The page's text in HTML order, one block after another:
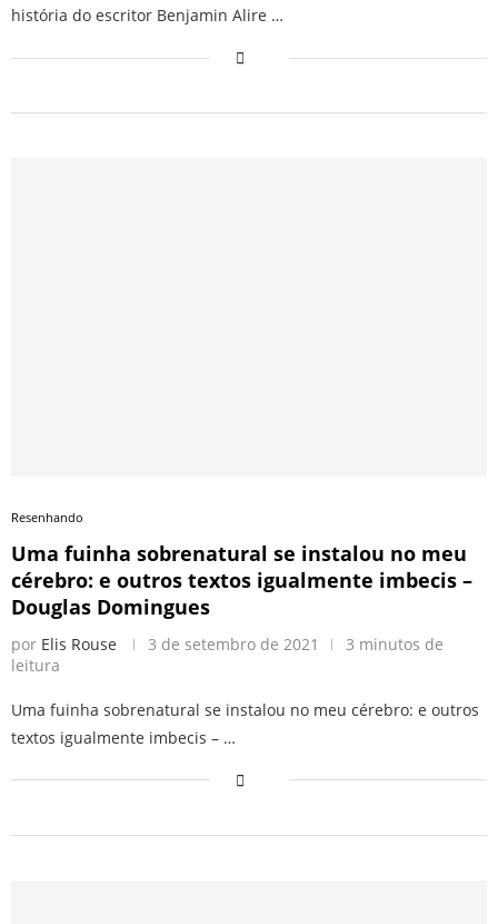
história do escritor Benjamin Alire …
Resenhando
Uma fuinha sobrenatural se instalou no meu
cérebro: e outros textos igualmente imbecis –
Douglas Domingues
por Elis Rouse 3 de setembro de 2021
3 minutos de
leitura
Uma fuinha sobrenatural se instalou no meu cérebro: e outros
textos igualmente imbecis – …